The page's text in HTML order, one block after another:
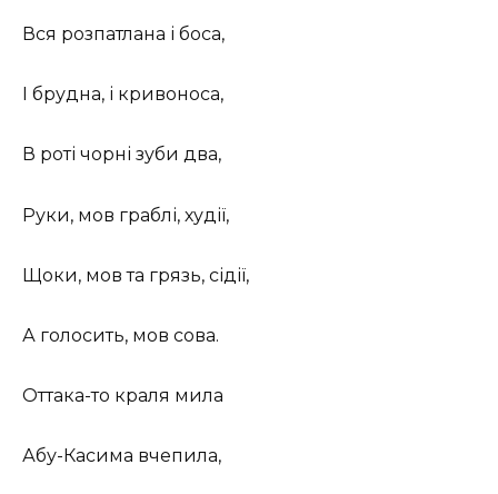
Вся розпатлана і боса,
І брудна, і кривоноса,
В роті чорні зуби два,
Руки, мов граблі, худії,
Щоки, мов та грязь, сідії,
А голосить, мов сова.
Оттака-то краля мила
Абу-Касима вчепила,